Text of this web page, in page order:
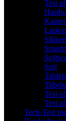
Test
Spil
Test
Test
Tech-Test